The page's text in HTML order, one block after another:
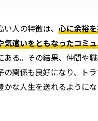
人の特徴は、 心に余裕
気遣いをともなったコミ
ある。 その結果、仲間や職
の関係も良好になり、ト
かな人生を送れるようにな